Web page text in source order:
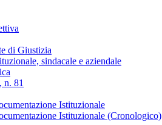
di Giustizia
sindacale e aziendale
n. 81
Istituzionale
Istituzionale (Cronologico)